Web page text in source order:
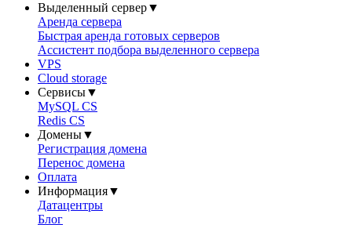
Выделенный сервер▼
Аренда сервера
Быстрая аренда готовых серверов
Ассистент подбора выделенного сервера
VPS
Cloud storage
Сервисы▼
MySQL CS
Redis CS
Домены▼
Регистрация домена
Перенос домена
Оплата
Информация▼
Датацентры
Блог